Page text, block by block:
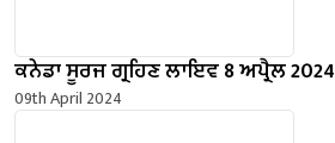
ਕਨੇਡਾ ਸੂਰਜ ਗ੍ਰਹਿਣ ਲਾਇਵ 8 ਅਪ੍ਰੈਲ 2024
09th April 2024